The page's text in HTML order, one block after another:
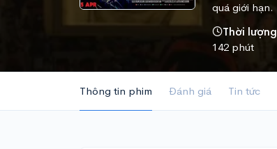
quá giới hạn.
Thời lượng
142 phút
Thông tin phim Đánh giá Tin tức